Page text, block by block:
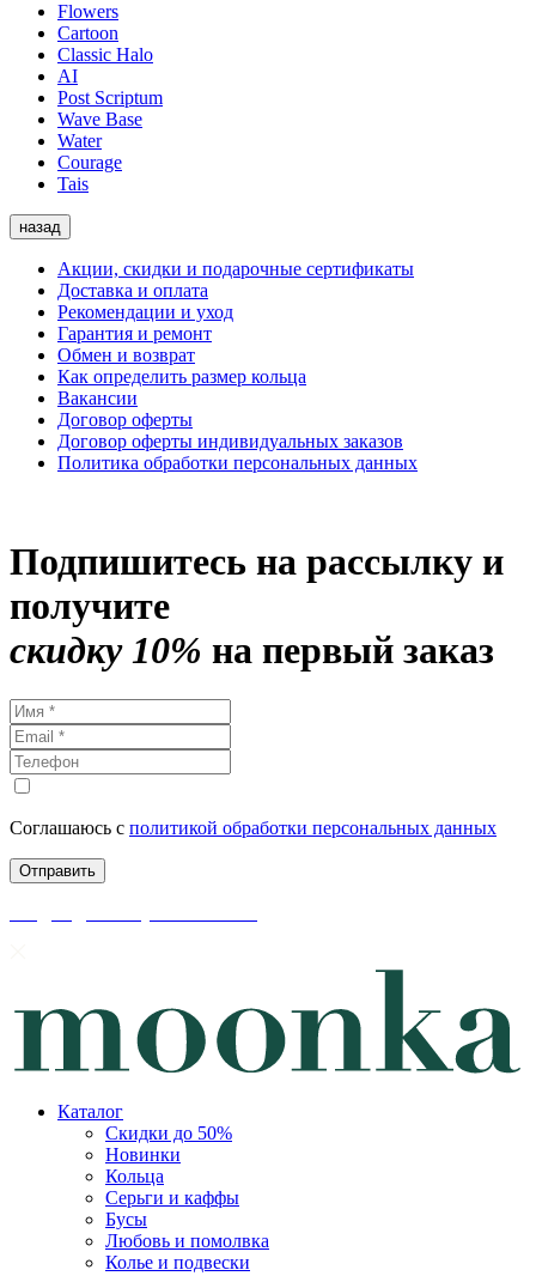
Flowers
Cartoon
Classic Halo
AI
Post Scriptum
Wave Base
Water
Courage
Tais
назад
Акции, скидки и подарочные сертификаты
Доставка и оплата
Рекомендации и уход
Гарантия и ремонт
Обмен и возврат
Как определить размер кольца
Вакансии
Договор оферты
Договор оферты индивидуальных заказов
Политика обработки персональных данных
Подпишитесь на рассылку и
получите
скидку 10% на первый заказ
Соглашаюсь с политикой обработки персональных данных
Каталог
Скидки до 50%
Новинки
Кольца
Серьги и каффы
Бусы
Любовь и помолвка
Колье и подвески